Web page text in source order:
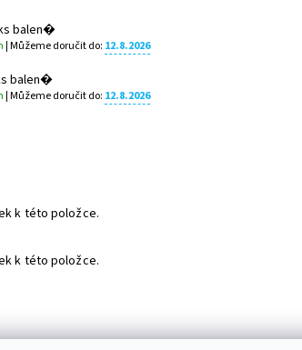
balen�
| Můžeme doručit do: 12.8.2026
balen�
| Můžeme doručit do: 12.8.2026
k této položce.
k této položce.